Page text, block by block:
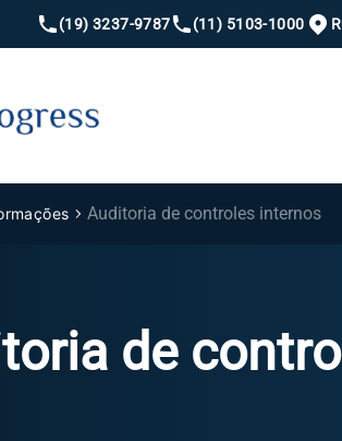
(19) 3237-9787 (11) 5103-1000
Auditoria de controles internos
de